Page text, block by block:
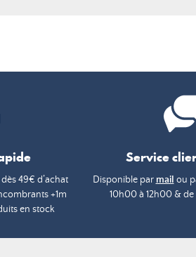
49€ d’achat
+1m
en stock
Service
Disponible par mail ou
10h00 à 12h00 &